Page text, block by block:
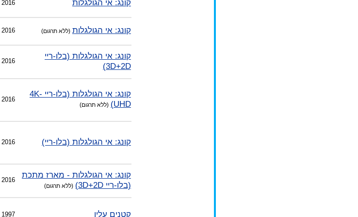
קונג: אי הגולגלות 2016
קונג: אי הגולגלות (ללא תרגום) 2016
קונג: אי הגולגלות (בלו-ריי
3D+2D)
2016
קונג: אי הגולגלות (בלו-ריי 4K-
UHD)
(ללא תרגום)
2016
קונג: אי הגולגלות (בלו-ריי) 2016
קונג: אי הגולגלות - מארז מתכת
(בלו-ריי 3D+2D)
(ללא תרגום)
2016
קטנים עליו 1997